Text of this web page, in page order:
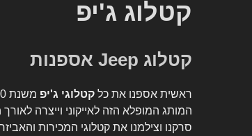
קטלוג ג'יפ
קטלוג Jeep אספנות
ראשית אספנו את כל קטלוגי ג'יפ
המותג המופלא הזה לאייקוני וייצרה
סרקנו וצילמנו את קטלוגי המכירות